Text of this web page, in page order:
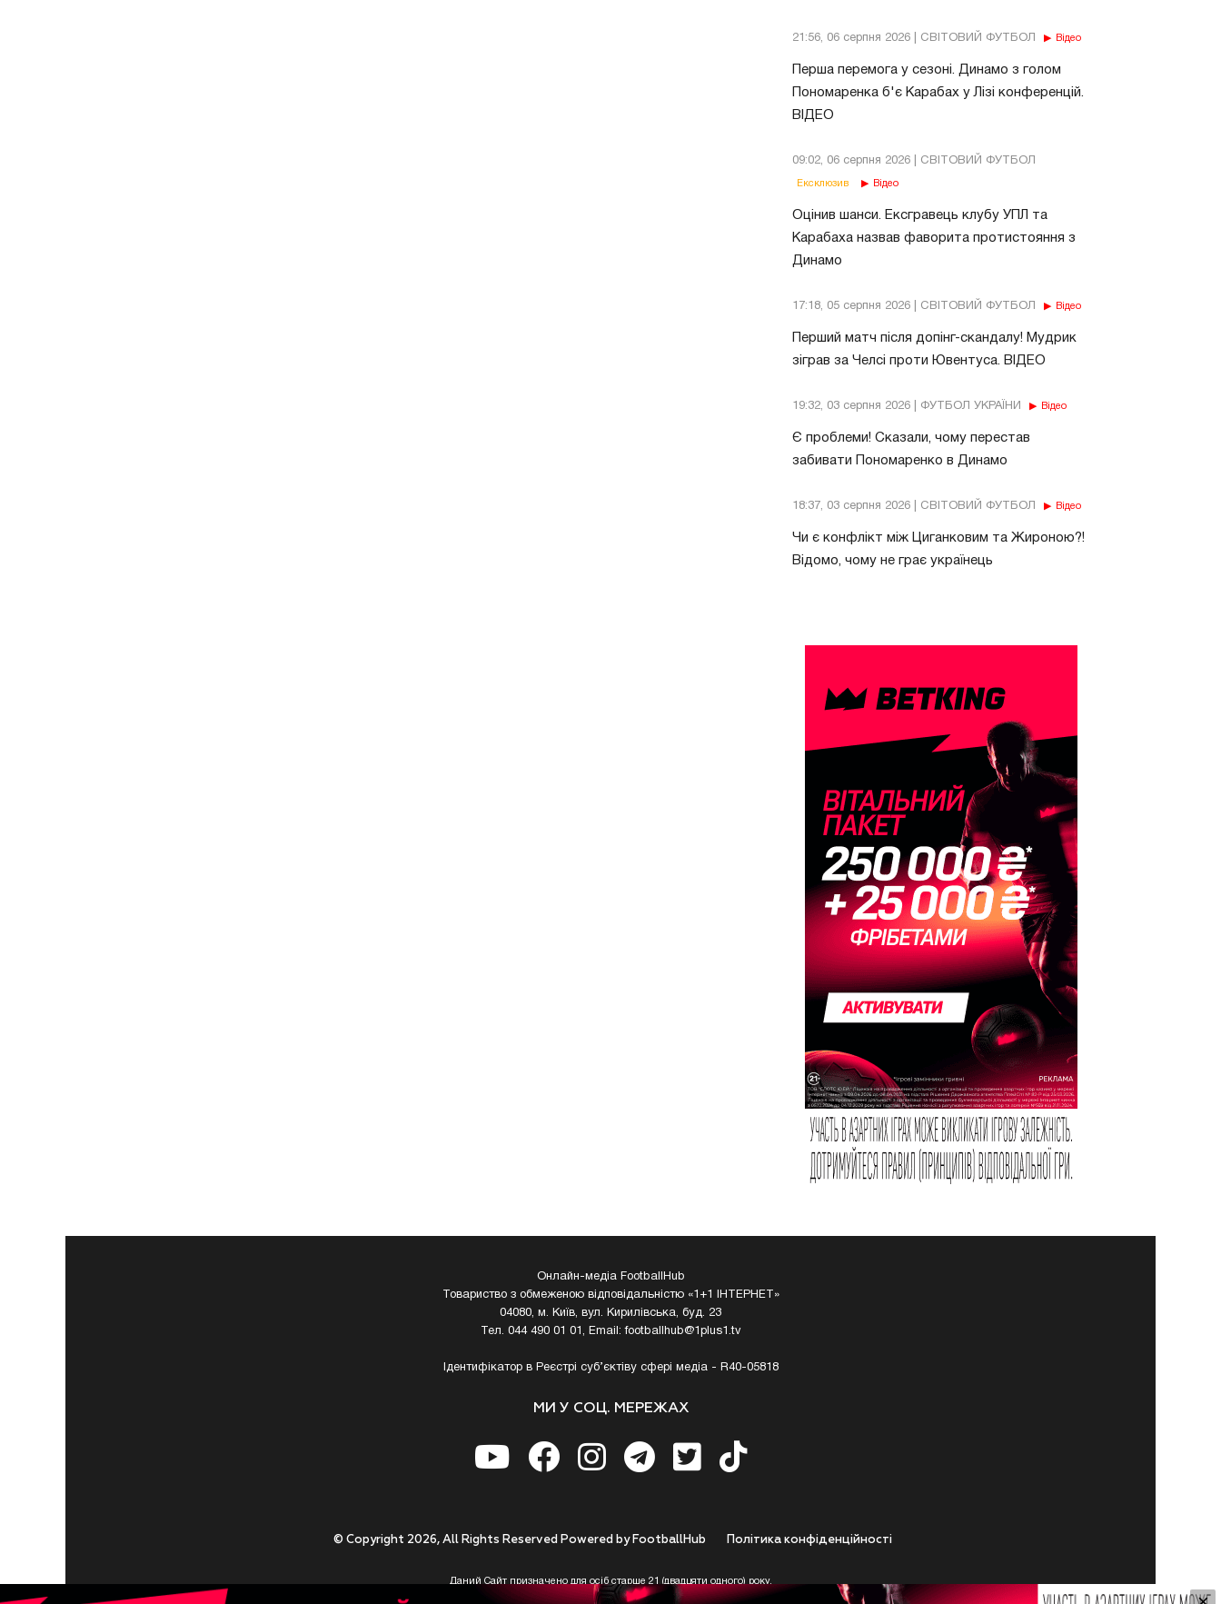
21:56, 06 серпня 2026 | СВІТОВИЙ ФУТБОЛ Відео
Перша перемога у сезоні. Динамо з голом
Пономаренка б'є Карабах у Лізі конференцій.
ВІДЕО
09:02, 06 серпня 2026 | СВІТОВИЙ ФУТБОЛ
Ексклюзив Відео
Оцінив шанси. Ексгравець клубу УПЛ та
Карабаха назвав фаворита протистояння з
Динамо
17:18, 05 серпня 2026 | СВІТОВИЙ ФУТБОЛ Відео
Перший матч після допінг-скандалу! Мудрик
зіграв за Челсі проти Ювентуса. ВІДЕО
19:32, 03 серпня 2026 | ФУТБОЛ УКРАЇНИ Відео
Є проблеми! Сказали, чому перестав
забивати Пономаренко в Динамо
18:37, 03 серпня 2026 | СВІТОВИЙ ФУТБОЛ Відео
Чи є конфлікт між Циганковим та Жироною?!
Відомо, чому не грає українець
Онлайн-медіа FootballHub
Товариство з обмеженою відповідальністю «1+1 ІНТЕРНЕТ»
04080, м. Київ, вул. Кирилівська, буд. 23
Тел. 044 490 01 01, Email:footballhub@1plus1.tv
Ідентифікатор в Реєстрі суб’єктіву сфері медіа - R40-05818
МИ У СОЦ. МЕРЕЖАХ
Полiтика конфiденцiйностi
© Copyright 2026, All Rights Reserved Powered by FootballHub
Даний Сайт призначено для осіб старше 21 (двадцяти одного) року.
Приступаючи до використання https://footballhub.ua, Користувач цим підтверджує, що досяг 21-річного віку.